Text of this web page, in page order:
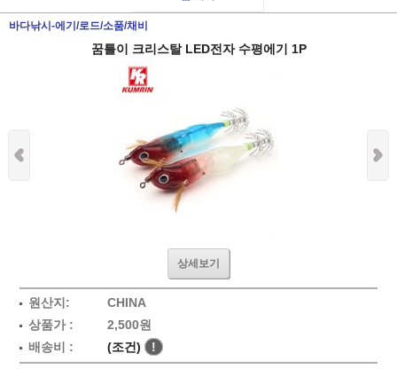
바다낚시-에기/로드/소품/채비
꿈틀이 크리스탈 LED전자 수평에기 1P
상세보기
원산지:
CHINA
상품가 :
2,500원
배송비 :
(조건) !